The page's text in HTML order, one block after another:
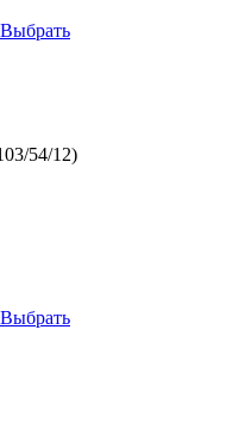
Выбрать
54/12)
Выбрать